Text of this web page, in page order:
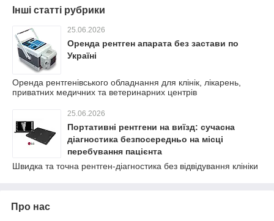
Інші статті рубрики
25.06.2026
Оренда рентген апарата без застави по
Україні
Оренда рентгенівського обладнання для клінік, лікарень,
приватних медичних та ветеринарних центрів
25.06.2026
Портативні рентгени на виїзд: сучасна
діагностика безпосередньо на місці
перебування пацієнта
Швидка та точна рентген-діагностика без відвідування клініки
Про нас